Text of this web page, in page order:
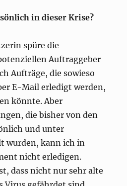
in dieser Krise?
spüre die
Auftraggeber
Aufträge, die sowieso
E-Mail erledigt werden,
könnte. Aber
die bisher von den
und unter
wurden, kann ich in
nicht erledigen.
dass nicht nur sehr alte